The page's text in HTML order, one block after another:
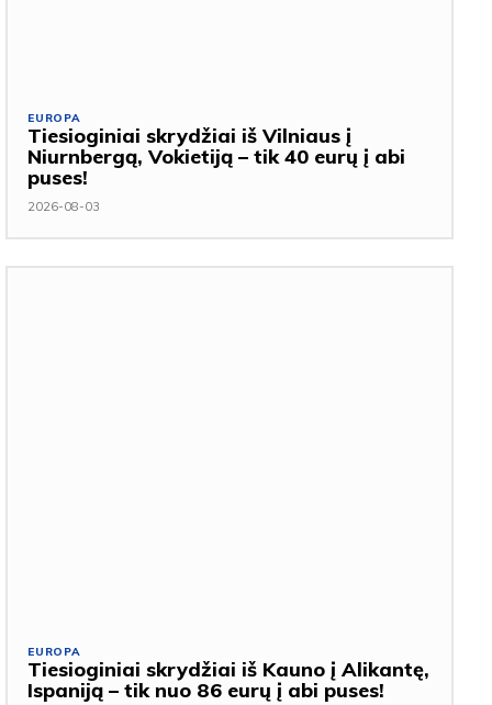
EUROPA
Tiesioginiai skrydžiai iš Vilniaus į
Niurnbergą, Vokietiją – tik 40 eurų į abi
puses!
2026-08-03
EUROPA
Tiesioginiai skrydžiai iš Kauno į Alikantę,
Ispaniją – tik nuo 86 eurų į abi puses!